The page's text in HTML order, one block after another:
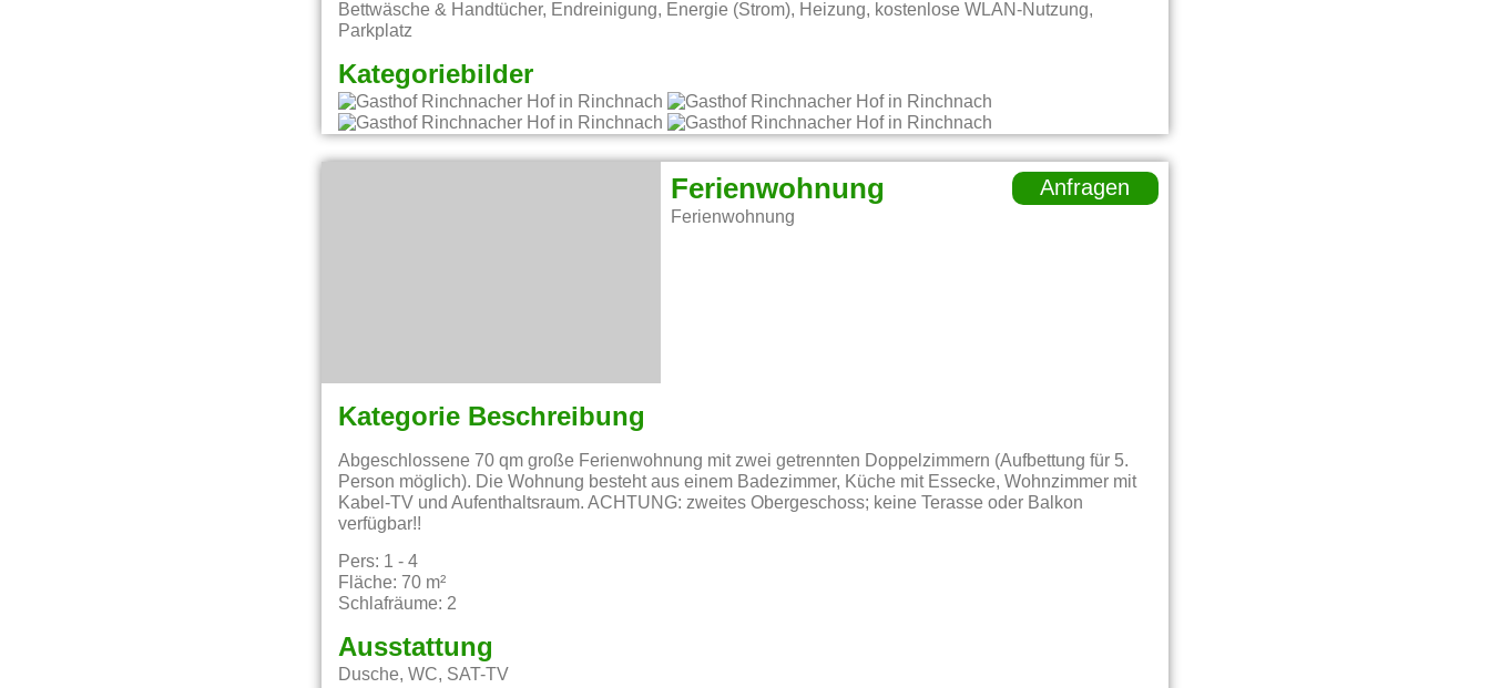
Bettwäsche & Handtücher, Endreinigung, Energie (Strom), Heizung, kostenlose WLAN-Nutzung,
Parkplatz
Kategoriebilder
Ferienwohnung
Ferienwohnung
Anfragen
Kategorie Beschreibung
Abgeschlossene 70 qm große Ferienwohnung mit zwei getrennten Doppelzimmern (Aufbettung für 5.
Person möglich). Die Wohnung besteht aus einem Badezimmer, Küche mit Essecke, Wohnzimmer mit
Kabel-TV und Aufenthaltsraum. ACHTUNG: zweites Obergeschoss; keine Terasse oder Balkon
verfügbar!!
Pers: 1 - 4
Fläche: 70 m²
Schlafräume: 2
Ausstattung
Dusche, WC, SAT-TV